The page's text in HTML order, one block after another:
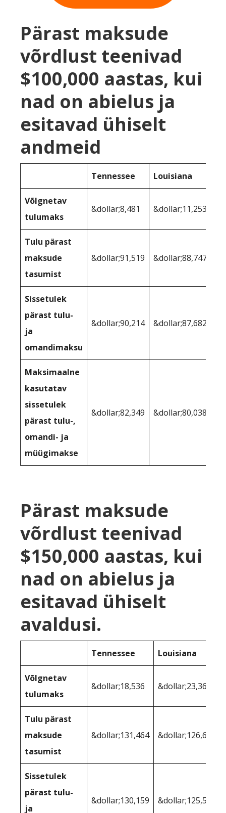
Pärast maksude
võrdlust teenivad
$100,000 aastas, kui
nad on abielus ja
esitavad ühiselt
andmeid
Tennessee Louisiana
Võlgnetav
tulumaks
&dollar;8,481 &dollar;11,253
Tulu pärast
maksude
tasumist
&dollar;91,519 &dollar;88,747
Sissetulek
pärast tulu-
ja
omandimaksu
&dollar;90,214 &dollar;87,682
Maksimaalne
kasutatav
sissetulek
pärast tulu-,
omandi- ja
müügimakse
&dollar;82,349 &dollar;80,038
Pärast maksude
võrdlust teenivad
$150,000 aastas, kui
nad on abielus ja
esitavad ühiselt
avaldusi.
Tennessee Louisiana
Võlgnetav
tulumaks
&dollar;18,536 &dollar;23,366
Tulu pärast
maksude
tasumist
&dollar;131,464 &dollar;126,634
Sissetulek
pärast tulu-
ja
&dollar;130,159 &dollar;125,569